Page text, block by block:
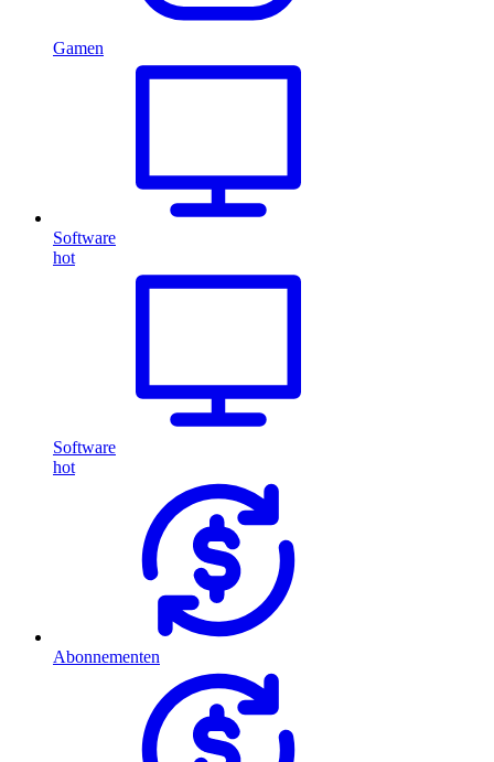
Gamen
Software
hot
Software
hot
Abonnementen